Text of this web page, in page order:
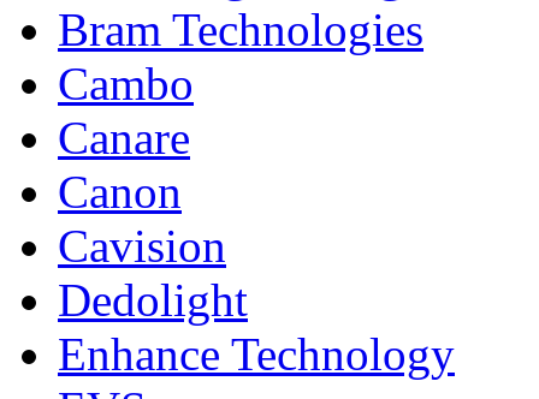
Bram Technologies
Cambo
Canare
Canon
Cavision
Dedolight
Enhance Technology